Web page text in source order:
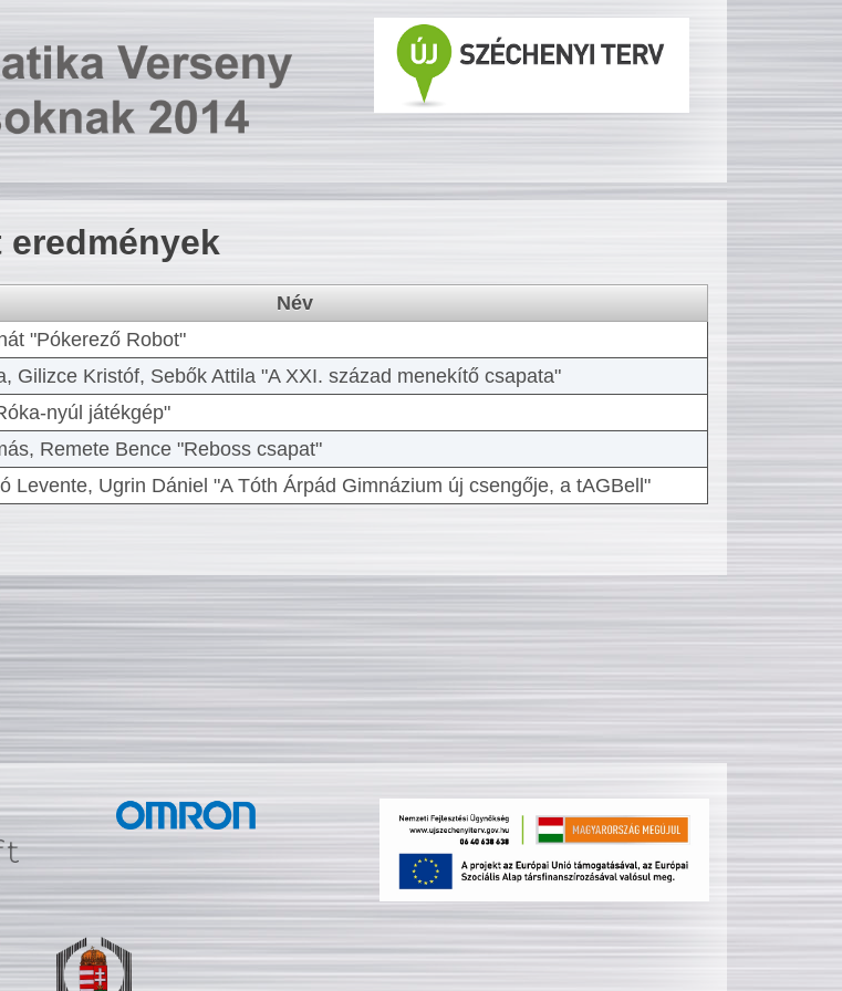
eredmények
Név
"Pókerező Robot"
Gilizce Kristóf, Sebők Attila "A XXI. század menekítő csapata"
nyúl játékgép"
Remete Bence "Reboss csapat"
Levente, Ugrin Dániel "A Tóth Árpád Gimnázium új csengője, a tAGBell"